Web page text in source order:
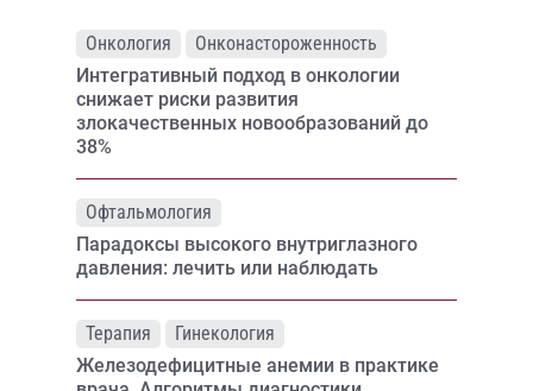
Онкология
Онконастороженность
Интегративный подход в онкологии
снижает риски развития
злокачественных новообразований до
38%
Офтальмология
Парадоксы высокого внутриглазного
давления: лечить или наблюдать
Терапия
Гинекология
Железодефицитные анемии в практике